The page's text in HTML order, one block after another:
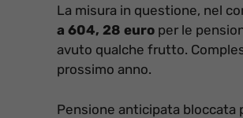
La misura in questione, nel
a 604, 28 euro per le
avuto qualche frutto.
prossimo anno.
Pensione anticipata bloccata